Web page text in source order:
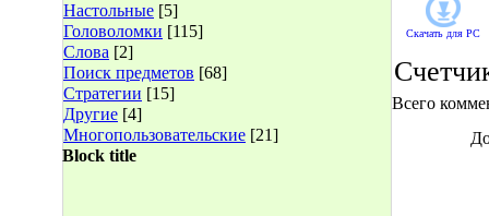
Настольные [5]
Головоломки [115]
Слова [2]
Поиск предметов [68]
Стратегии [15]
Другие [4]
Многопользовательские [21]
Block title
Скачать для PC
Всего